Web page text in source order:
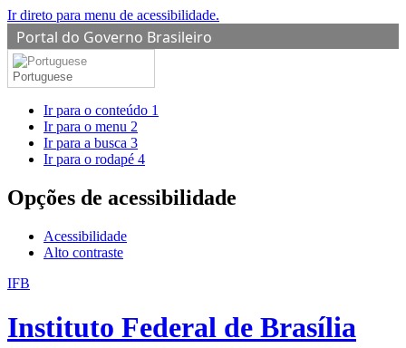
Ir direto para menu de acessibilidade.
Portal do Governo Brasileiro
Portuguese
Ir para o conteúdo 1
Ir para o menu 2
Ir para a busca 3
Ir para o rodapé 4
Opções de acessibilidade
Acessibilidade
Alto contraste
IFB
Instituto Federal de Brasília